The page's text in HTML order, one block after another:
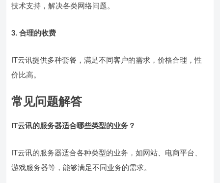
技术支持，解决各类网络问题。
3. 合理的收费
IT云讯提供多种套餐，满足不同客户的需求，价格合理，性
价比高。
常见问题解答
IT云讯的服务器适合哪些类型的业务？
IT云讯的服务器适合各种类型的业务，如网站、电商平台、
游戏服务器等，能够满足不同业务的需求。